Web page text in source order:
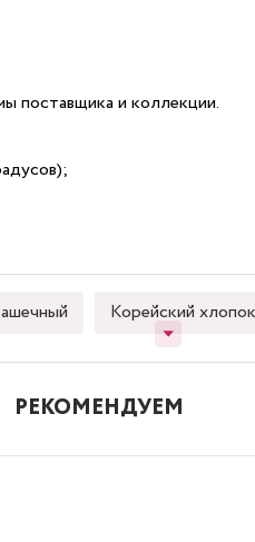
поставщика и коллекции.
Корейский хлопок
РЕКОМЕНДУЕМ